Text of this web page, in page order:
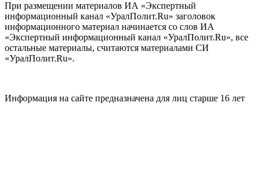
При размещении материалов ИА «Экспертный
информационный канал «УралПолит.Ru» заголовок
информационного материал начинается со слов ИА
«Экспертный информационный канал «УралПолит.Ru», все
остальные материалы, считаются материалами СИ
«УралПолит.Ru».
Информация на сайте предназначена для лиц старше 16 лет